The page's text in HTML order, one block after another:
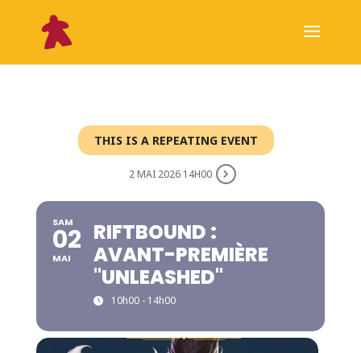
THIS IS A REPEATING EVENT
2 MAI 2026 14H00
SAM
02
MAI
RIFTBOUND :
AVANT-PREMIÈRE
"UNLEASHED"
10h00 - 14h00